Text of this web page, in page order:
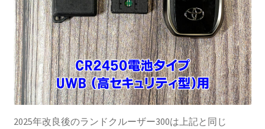
2025年改良後のランドクルーザー300は上記と同じ